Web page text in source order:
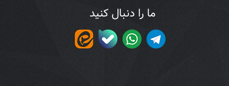
ما را دنبال کنید